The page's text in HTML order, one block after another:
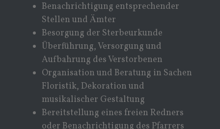
Benachrichtigung entsprechender
Stellen und Ämter
Besorgung der Sterbeurkunde
Überführung, Versorgung und
Aufbahrung des Verstorbenen
Organisation und Beratung in Sachen
Floristik, Dekoration und
musikalischer Gestaltung
Bereitstellung eines freien Redners
oder Benachrichtigung des Pfarrers